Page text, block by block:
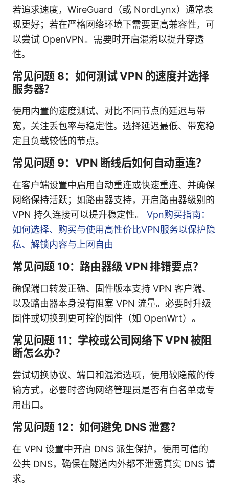
若追求速度，WireGuard（或 NordLynx）通常表
现更好；若在严格网络环境下需要更高兼容性，可
以尝试 OpenVPN。需要时开启混淆以提升穿透
性。
常见问题 8：如何测试 VPN 的速度并选择
服务器？
使用内置的速度测试、对比不同节点的延迟与带
宽，关注丢包率与稳定性。选择延迟最低、带宽稳
定且负载较低的节点。
常见问题 9：VPN 断线后如何自动重连？
在客户端设置中启用自动重连或快速重连、并确保
网络保持活跃；如路由器支持，开启路由器级别的
VPN 持久连接可以提升稳定性。 Vpn购买指南：
如何选择、购买与使用高性价比VPN服务以保护隐
私、解锁内容与上网自由
常见问题 10：路由器级 VPN 排错要点？
确保端口转发正确、固件版本支持 VPN 客户端、
以及路由器本身没有阻塞 VPN 流量。必要时升级
固件或切换到更可控的固件（如 OpenWrt）。
常见问题 11：学校或公司网络下 VPN 被阻
断怎么办？
尝试切换协议、端口和混淆选项，使用较隐蔽的传
输方式，必要时咨询网络管理员是否有白名单或专
用出口。
常见问题 12：如何避免 DNS 泄露？
在 VPN 设置中开启 DNS 派生保护，使用可信的
公共 DNS，确保在隧道内外都不泄露真实 DNS 请
求。